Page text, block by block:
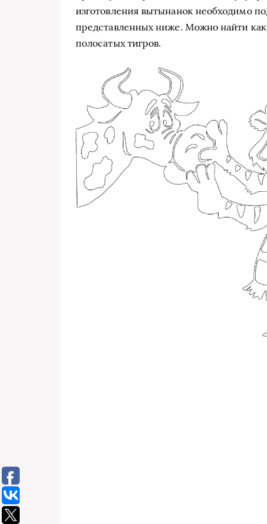
изготовления вытынанок необходимо
представленных ниже. Можно найти
полосатых тигров.